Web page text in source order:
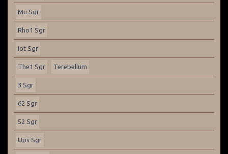
Mu Sgr
Rho1 Sgr
Iot Sgr
The1 Sgr Terebellum
3 Sgr
62 Sgr
52 Sgr
Ups Sgr